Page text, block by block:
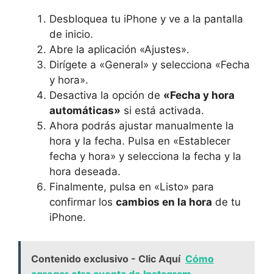
Desbloquea tu ​iPhone y ve a la pantalla
de inicio.
Abre la aplicación «Ajustes».
Dirígete a «General» y selecciona «Fecha
y hora».
Desactiva la opción de «Fecha y hora
automáticas» si está activada.
Ahora​ podrás ajustar ‍manualmente la
hora y la fecha. Pulsa en «Establecer⁢
fecha y hora» y selecciona la fecha y la
hora deseada.
Finalmente, pulsa en «Listo» para
confirmar los cambios en ⁣la hora ⁤de‌ tu
iPhone.
Contenido exclusivo - Clic Aquí Cómo